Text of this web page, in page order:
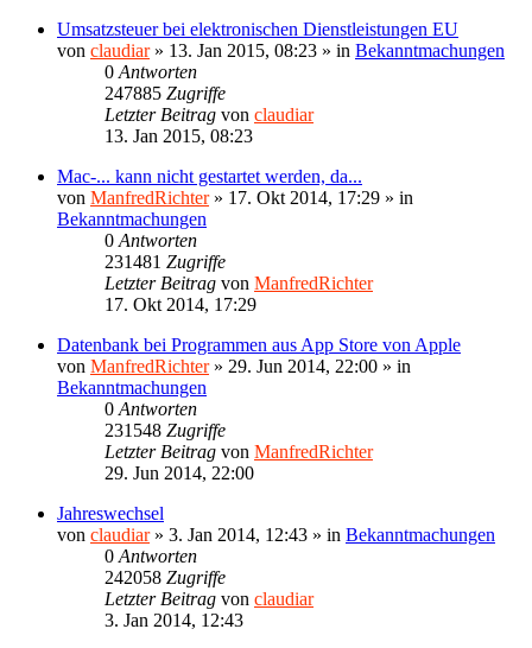
Umsatzsteuer bei elektronischen Dienstleistungen EU
von claudiar» 13. Jan 2015, 08:23 » in Bekanntmachungen
0 Antworten
247885 Zugriffe
Letzter Beitrag von claudiar
13. Jan 2015, 08:23
Mac-... kann nicht gestartet werden, da...
von ManfredRichter» 17. Okt 2014, 17:29 » in
Bekanntmachungen
0 Antworten
231481 Zugriffe
Letzter Beitrag von ManfredRichter
17. Okt 2014, 17:29
Datenbank bei Programmen aus App Store von Apple
von ManfredRichter» 29. Jun 2014, 22:00 » in
Bekanntmachungen
0 Antworten
231548 Zugriffe
Letzter Beitrag von ManfredRichter
29. Jun 2014, 22:00
Jahreswechsel
von claudiar» 3. Jan 2014, 12:43 » in Bekanntmachungen
0 Antworten
242058 Zugriffe
Letzter Beitrag von claudiar
3. Jan 2014, 12:43